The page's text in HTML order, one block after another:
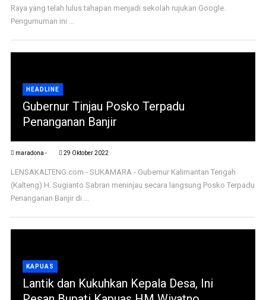
Raya yang telah lulus tahapan menjadi sekolah rujukan Google.
Pengumuman ini ...
HEADLINE
Gubernur Tinjau Posko Terpadu
Penanganan Banjir
maradona - 29 Oktober 2022
LENSAKALTENG.com - SUKAMARA - Gubernur Kalimantan Tengah
(Kalteng) H. Sugianto Sabran meninjau secara langsung Posko Terpadu
Penanganan Banjir di ...
KAPUAS
Lantik dan Kukuhkan Kepala Desa, Ini